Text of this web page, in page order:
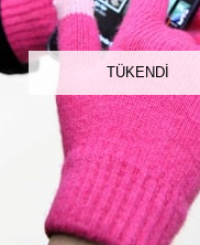
TÜKENDI